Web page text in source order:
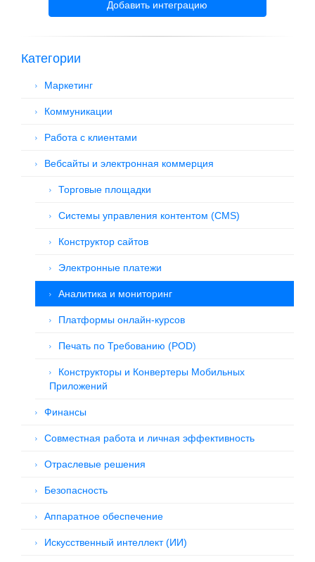
Добавить интеграцию
Категории
Маркетинг
Коммуникации
Работа с клиентами
Вебсайты и электронная коммерция
Торговые площадки
Системы управления контентом (CMS)
Конструктор сайтов
Электронные платежи
Аналитика и мониторинг
Платформы онлайн-курсов
Печать по Требованию (POD)
Конструкторы и Конвертеры Мобильных
Приложений
Финансы
Совместная работа и личная эффективность
Отраслевые решения
Безопасность
Аппаратное обеспечение
Искусственный интеллект (ИИ)